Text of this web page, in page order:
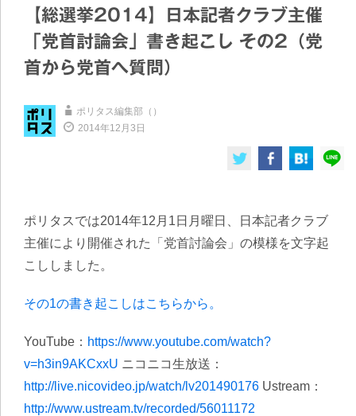
【総選挙2014】日本記者クラブ主催
「党首討論会」書き起こし その2（党
首から党首へ質問）
ポリタス編集部（）
2014年12月3日
ポリタスでは2014年12月1日月曜日、日本記者クラブ
主催により開催された「党首討論会」の模様を文字起
こししました。
その1の書き起こしはこちらから。
YouTube： https://www.youtube.com/watch?
v=h3in9AKCxxU ニコニコ生放送：
http://live.nicovideo.jp/watch/lv201490176 Ustream：
http://www.ustream.tv/recorded/56011172